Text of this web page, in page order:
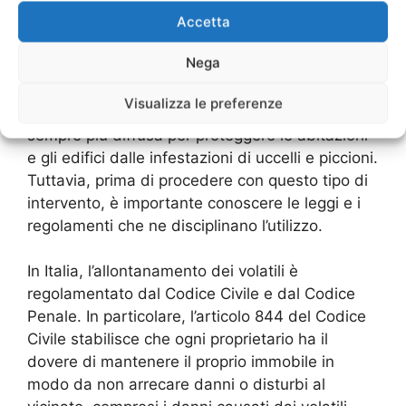
Accetta
Nega
Visualizza le preferenze
sull’Allontanamento dei Volatili:
L’allontanamento dei volatili è una pratica
sempre più diffusa per proteggere le abitazioni
e gli edifici dalle infestazioni di uccelli e piccioni.
Tuttavia, prima di procedere con questo tipo di
intervento, è importante conoscere le leggi e i
regolamenti che ne disciplinano l’utilizzo.
In Italia, l’allontanamento dei volatili è
regolamentato dal Codice Civile e dal Codice
Penale. In particolare, l’articolo 844 del Codice
Civile stabilisce che ogni proprietario ha il
dovere di mantenere il proprio immobile in
modo da non arrecare danni o disturbi al